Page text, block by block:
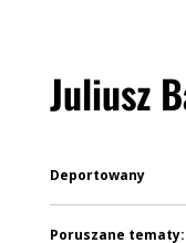
Juliusz
Deportowany
Poruszane tematy: